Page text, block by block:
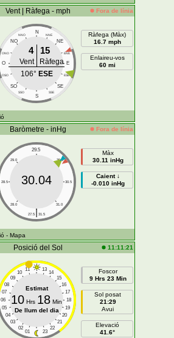
Vent | Ràfega - mph Fora de línia
N
NNO NNE
NO NE
ONO ENE
O E
OSO ESE
SO SE
SSO SSE
S
4 15
Vent
Ràfega
106° ESE
Ràfega (Màx)
16.7 mph
Enlaireu-vos
60 mi
Baròmetre - inHg Fora de línia
29.5
29.0 30.0
28.5 30.5
28.0 31.0
|
27.5 31.5
30.04
Màx
30.11 inHg
Caient ↓
-0.010 inHg
- Mapa
Posició del Sol 11:11:21
11 13
10
14
09
15
08
16
07
17
06
18
05
19
04
20
03
21
02
22
01 23
Estimat
10 Hrs 18 Min
De llum del dia
Foscor
9 Hrs 23 Min
Sol posat
21:29
Avui
Elevació
41.6°